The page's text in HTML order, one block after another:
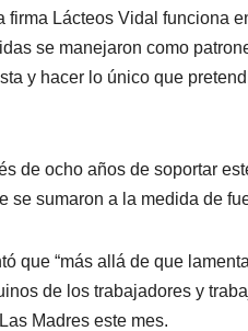
firma Lácteos Vidal funciona
se manejaron como
y hacer lo único que
de ocho años de soportar
se sumaron a la medida de
que “más allá de que
de los trabajadores y
Madres este mes.